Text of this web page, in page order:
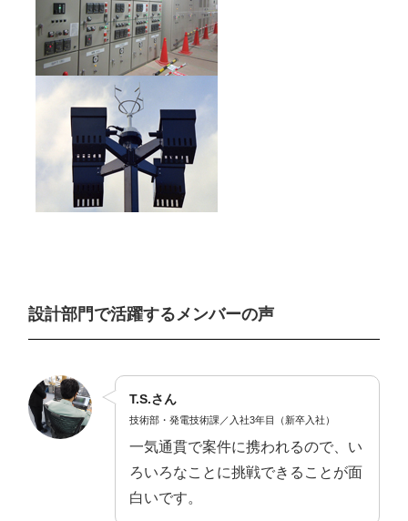
設計部門で活躍するメンバーの声
T.S.さん
技術部・発電技術課／入社3年目（新卒入社）
一気通貫で案件に携われるので、い
ろいろなことに挑戦できることが面
白いです。